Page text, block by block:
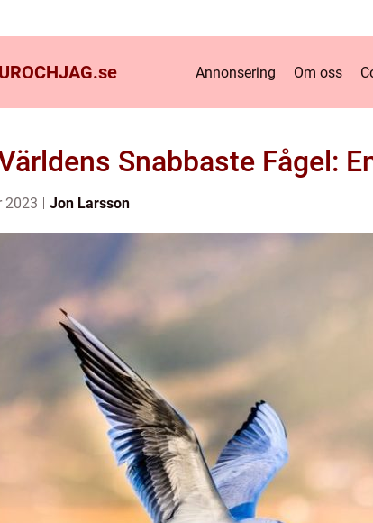
se Annonsering Om oss
Snabbaste Fågel:
2023 Jon Larsson